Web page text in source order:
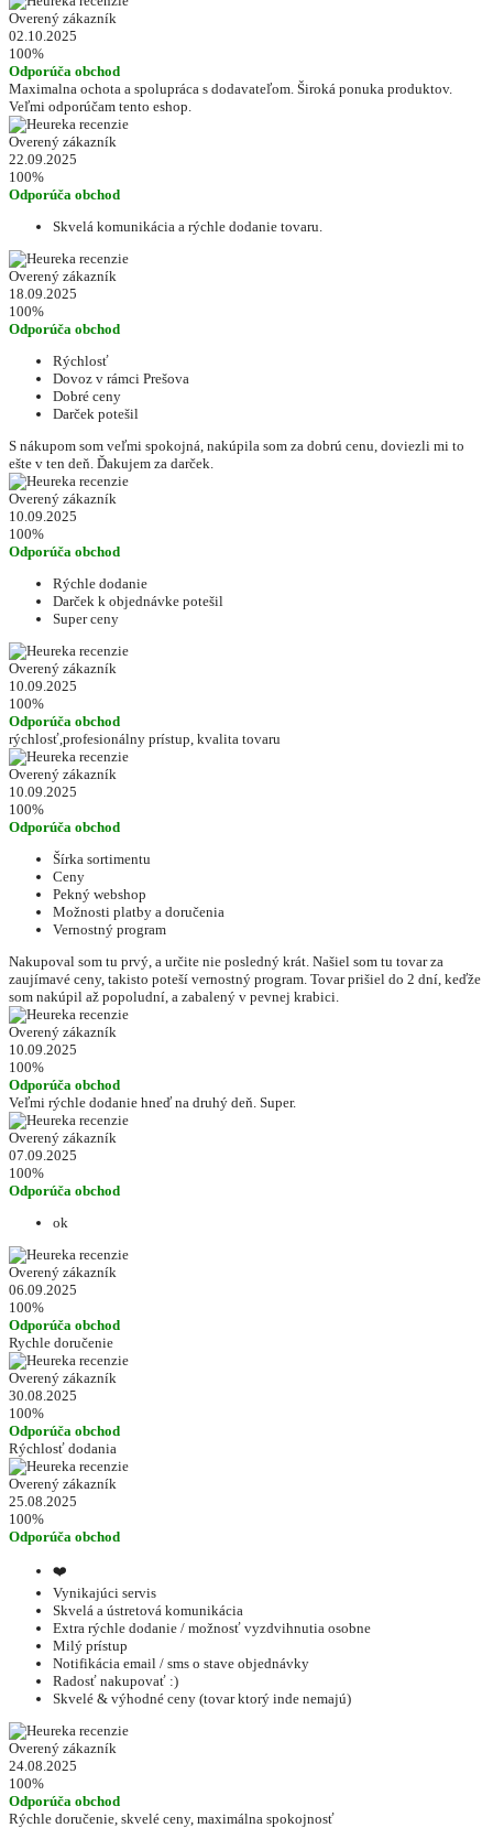
Overený zákazník
02.10.2025
100%
Odporúča obchod
Maximalna ochota a spolupráca s dodavateľom. Široká ponuka produktov.
Veľmi odporúčam tento eshop.
Overený zákazník
22.09.2025
100%
Odporúča obchod
Skvelá komunikácia a rýchle dodanie tovaru.
Overený zákazník
18.09.2025
100%
Odporúča obchod
Rýchlosť
Dovoz v rámci Prešova
Dobré ceny
Darček potešil
S nákupom som veľmi spokojná, nakúpila som za dobrú cenu, doviezli mi to
ešte v ten deň. Ďakujem za darček.
Overený zákazník
10.09.2025
100%
Odporúča obchod
Rýchle dodanie
Darček k objednávke potešil
Super ceny
Overený zákazník
10.09.2025
100%
Odporúča obchod
rýchlosť,profesionálny prístup, kvalita tovaru
Overený zákazník
10.09.2025
100%
Odporúča obchod
Šírka sortimentu
Ceny
Pekný webshop
Možnosti platby a doručenia
Vernostný program
Nakupoval som tu prvý, a určite nie posledný krát. Našiel som tu tovar za
zaujímavé ceny, takisto poteší vernostný program. Tovar prišiel do 2 dní, keďže
som nakúpil až popoludní, a zabalený v pevnej krabici.
Overený zákazník
10.09.2025
100%
Odporúča obchod
Veľmi rýchle dodanie hneď na druhý deň. Super.
Overený zákazník
07.09.2025
100%
Odporúča obchod
ok
Overený zákazník
06.09.2025
100%
Odporúča obchod
Rychle doručenie
Overený zákazník
30.08.2025
100%
Odporúča obchod
Rýchlosť dodania
Overený zákazník
25.08.2025
100%
Odporúča obchod
❤️
Vynikajúci servis
Skvelá a ústretová komunikácia
Extra rýchle dodanie / možnosť vyzdvihnutia osobne
Milý prístup
Notifikácia email / sms o stave objednávky
Radosť nakupovať :)
Skvelé & výhodné ceny (tovar ktorý inde nemajú)
Overený zákazník
24.08.2025
100%
Odporúča obchod
Rýchle doručenie, skvelé ceny, maximálna spokojnosť